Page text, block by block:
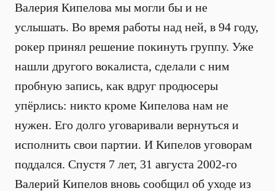
Валерия Кипелова мы могли бы и не
услышать. Во время работы над ней, в 94 году,
рокер принял решение покинуть группу. Уже
нашли другого вокалиста, сделали с ним
пробную запись, как вдруг продюсеры
упёрлись: никто кроме Кипелова нам не
нужен. Его долго уговаривали вернуться и
исполнить свои партии. И Кипелов уговорам
поддался. Спустя 7 лет, 31 августа 2002-го
Валерий Кипелов вновь сообщил об уходе из